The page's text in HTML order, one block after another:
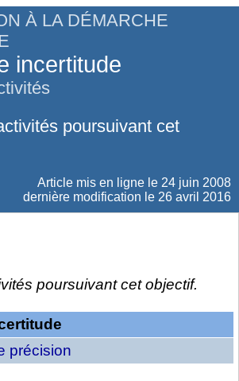
À LA DÉMARCHE
incertitude
poursuivant cet
Article mis en ligne le 24 juin 2008
dernière modification le 26 avril 2016
poursuivant cet objectif.
précision